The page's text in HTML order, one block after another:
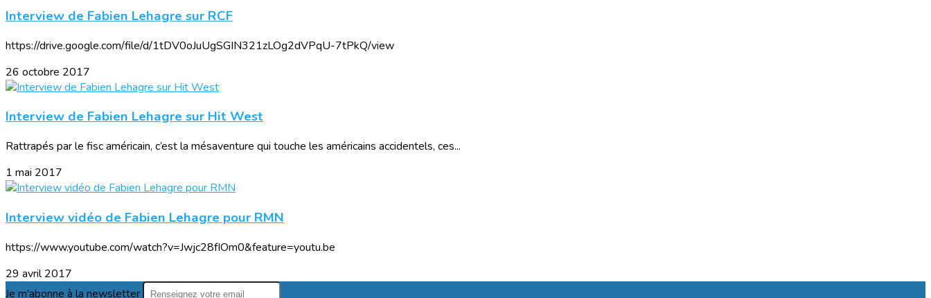
Interview de Fabien Lehagre sur RCF
https://drive.google.com/file/d/1tDV0oJuUgSGIN321zLOg2dVPqU-7tPkQ/view
26 octobre 2017
Interview de Fabien Lehagre sur Hit West
Rattrapés par le fisc américain, c’est la mésaventure qui touche les américains accidentels, ces...
1 mai 2017
Interview vidéo de Fabien Lehagre pour RMN
https://www.youtube.com/watch?v=Jwjc28fIOm0&feature=youtu.be
29 avril 2017
Je m'abonne à la newsletter